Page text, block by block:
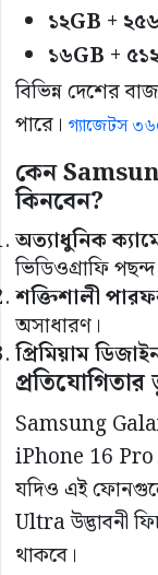
১২GB +
১৬GB +
বিভিন্ন দেশের
পারে। গ্যাজেটস
কেন
কিনবেন?
অত্যাধুনিক
ভিডিওগ্রাফি
শক্তিশালী
অসাধারণ।
প্রিমিয়াম
Samsung
iPhone 16
যদিও এই
Ultra উদ্ভাবনী
থাকবে।